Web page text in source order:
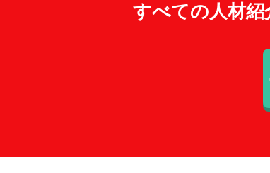
すべての人材紹